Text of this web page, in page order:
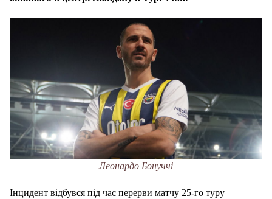
Леонардо Бонуччі
Інцидент відбувся під час перерви матчу 25-го туру